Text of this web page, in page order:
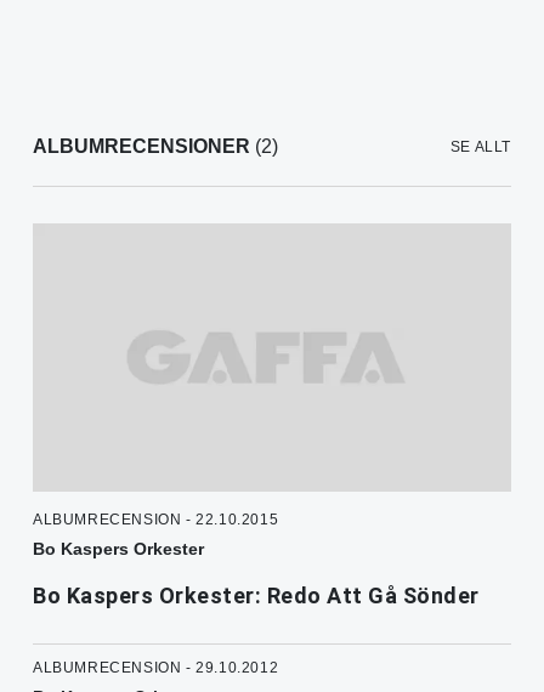
ALBUMRECENSIONER (2) SE ALLT
ALBUMRECENSION - 22.10.2015
Bo Kaspers Orkester
Bo Kaspers Orkester: Redo Att Gå Sönder
ALBUMRECENSION - 29.10.2012